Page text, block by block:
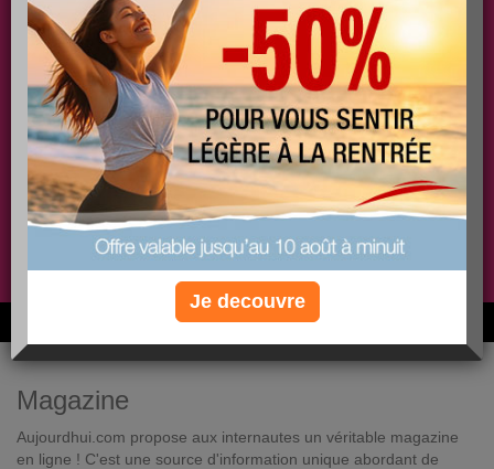
PLUS
EFFICACE
PLUS
SANTÉ
PLUS
COACHING
Non, je préfère le régime gratuit
6M de personnes ont maigri et réappris à manger avec nous
Magazine
Aujourdhui.com propose aux internautes un véritable magazine
en ligne ! C'est une source d'information unique abordant de
Je decouvre